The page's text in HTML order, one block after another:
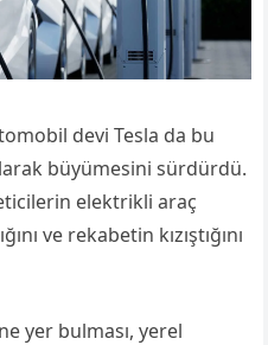
devi Tesla da bu
büyümesini sürdürdü.
elektrikli araç
ve rekabetin kızıştığını
yer bulması, yerel